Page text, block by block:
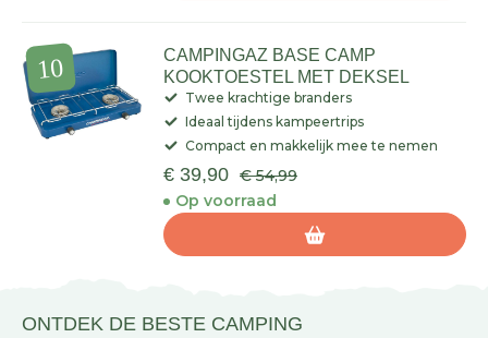
CAMPINGAZ BASE CAMP
KOOKTOESTEL MET DEKSEL
Twee krachtige branders
Ideaal tijdens kampeertrips
Compact en makkelijk mee te nemen
€ 39,90 € 54,99
Op voorraad
ONTDEK DE BESTE CAMPING